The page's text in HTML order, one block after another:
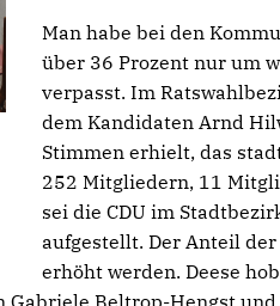
Man habe bei den
über 36 Prozent nur um
verpasst. Im
dem Kandidaten Arnd
Stimmen erhielt, das
252 Mitgliedern, 11
sei die CDU im
aufgestellt. Der Anteil
erhöht werden. Deese
Beltrop-Hengst